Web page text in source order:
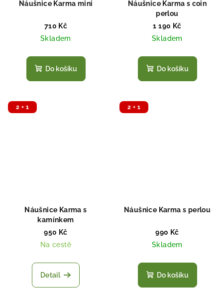
Náušnice Karma mini
710 Kč
Skladem
Do košíku
Náušnice Karma s coin
perlou
1 190 Kč
Skladem
Do košíku
2 + 1
Náušnice Karma s
kamínkem
950 Kč
Na cestě
Detail
2 + 1
Náušnice Karma s perlou
990 Kč
Skladem
Do košíku